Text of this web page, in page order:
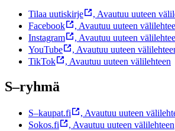
Tilaa uutiskirje , Avautuu uuteen
Facebook
, Avautuu uuteen
Instagram
, Avautuu uuteen
YouTube
, Avautuu uuteen
TikTok
, Avautuu uuteen välilehteen
S–ryhmä
S–kaupat.fi , Avautuu uuteen
Sokos.fi
, Avautuu uuteen välilehteen